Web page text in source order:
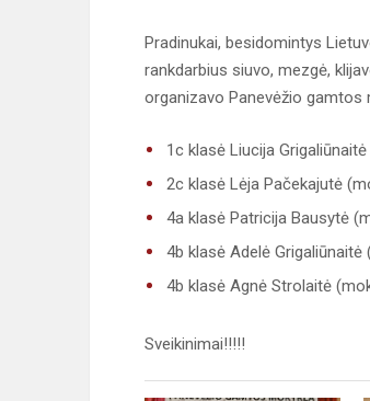
Pradinukai, besidomintys
rankdarbius siuvo, mezgė,
organizavo Panevėžio gamtos
1c klasė Liucija
2c klasė Lėja Pačekajutė
4a klasė Patricija Bausytė
4b klasė Adelė
4b klasė Agnė Strolaitė
Sveikinimai!!!!!